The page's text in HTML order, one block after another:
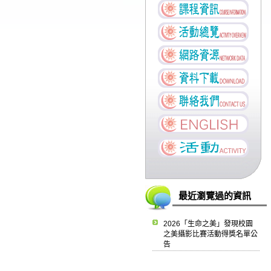
最近瀏覽過的資訊
2026「生命之美」發現校園
之美攝影比賽活動得獎名單公
告